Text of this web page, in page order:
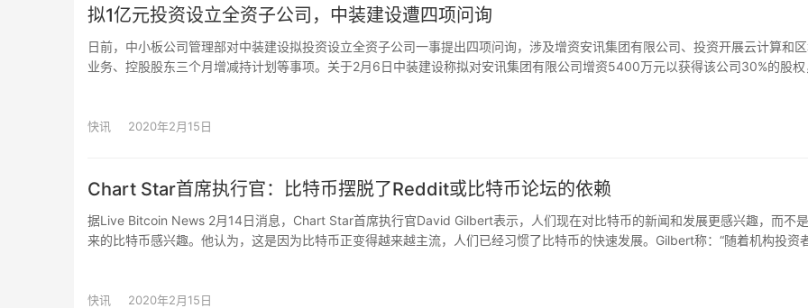
拟1亿元投资设立全资子公司，中装建设遭四项问询
日前，中小板公司管理部对中装建设拟投资设立全资子公司一事提出四项问询，涉及增资安讯集团有限公司、投资开展云计算和
业务、控股股东三个月增减持计划等事项。关于2月6日中装建设称拟对安讯集团有限公司增资5400万元以获得该公司30%的股权
性。公司控股股东、实际控制人、董监高及其一致行动人在本函发出之日前三个月股票交易情况及未来三个月增减持计划等。对于
云软件服务、云基础设施服务、大数据服务等。
快讯 2020年2月15日
Chart Star首席执行官：比特币摆脱了Reddit或比特币论坛的依赖
据Live Bitcoin News 2月14日消息，Chart Star首席执行官David Gilbert表示，人们现在对比特币的新闻和发展更感兴趣，而不
来的比特币感兴趣。他认为，这是因为比特币正变得越来越主流，人们已经习惯了比特币的快速发展。Gilbert称：“随着机构投资
快讯 2020年2月15日